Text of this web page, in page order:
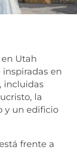
Utah
inspiradas en
incluidas
la
y un edificio
frente a